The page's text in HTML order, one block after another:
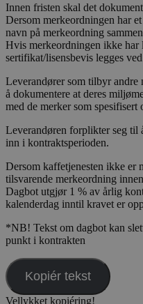
Innen fristen skal det
Dersom merkeordningen har
navn på merkeordning
Hvis merkeordningen ikke har
sertifikat/lisensbevis legges
Leverandører som tilbyr andre
å dokumentere at deres
med de merker som spesifisert
Leverandøren forplikter seg til
inn i kontraktsperioden.
Dersom kaffetjenesten ikke er
tilsvarende merkeordning
Dagbot utgjør 1 % av årlig
kalenderdag inntil kravet er
*NB! Tekst om dagbot kan
punkt i kontrakten
Kopiér tekst
Vellykket kopiéring!